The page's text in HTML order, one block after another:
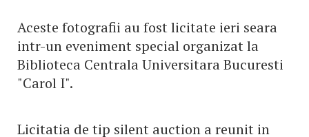
Aceste fotografii au fost licitate ieri seara
intr-un eveniment special organizat la
Biblioteca Centrala Universitara Bucuresti
"Carol I".
Licitatia de tip silent auction a reunit in